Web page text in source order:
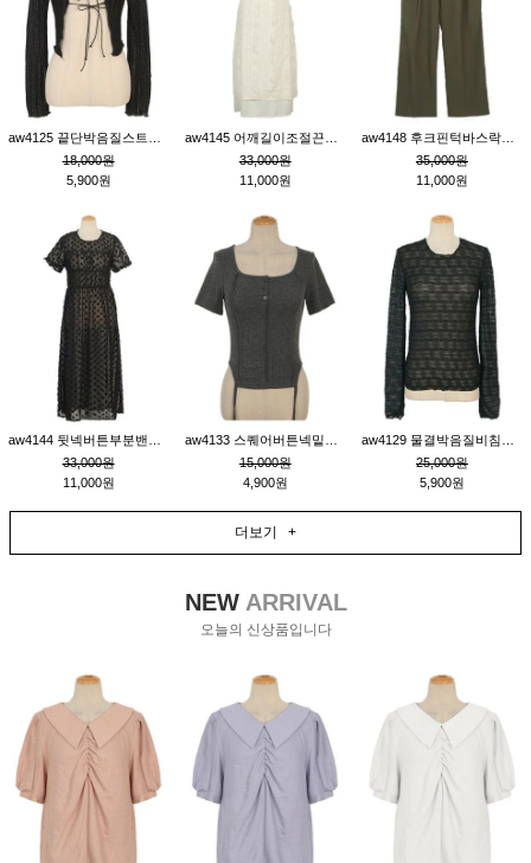
18,000원
5,900원
33,000원
11,000원
35,000원
11,000원
33,000원
11,000원
15,000원
4,900원
25,000원
5,900원
더보기 +
NEWARRIVAL
오늘의 신상품입니다